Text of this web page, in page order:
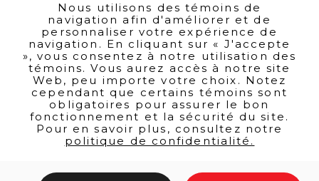
Nous utilisons des témoins de
navigation afin d'améliorer et de
personnaliser votre expérience de
navigation. En cliquant sur « J'accepte
», vous consentez à notre utilisation des
témoins. Vous aurez accès à notre site
Web, peu importe votre choix. Notez
cependant que certains témoins sont
obligatoires pour assurer le bon
fonctionnement et la sécurité du site.
Pour en savoir plus, consultez notre
politique de confidentialité.